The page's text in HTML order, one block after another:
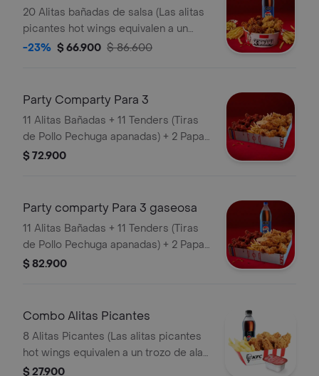
20 Alitas bañadas de salsa (Las alitas
picantes hot wings equivalen a un
trozo de ala) + 3 Papa Pequeña + 1
-23% $ 66.900 $ 86.600
Party Comparty Para 3
11 Alitas Bañadas + 11 Tenders (Tiras
de Pollo Pechuga apanadas) + 2 Papas
$ 72.900
Party comparty Para 3 gaseosa
11 Alitas Bañadas + 11 Tenders (Tiras
de Pollo Pechuga apanadas) + 2 Papas
Pequeñas + 1 Balde de Salsa 100g + 1
$ 82.900
Combo Alitas Picantes
8 Alitas Picantes (Las alitas picantes
hot wings equivalen a un trozo de ala)
+ 1 Papa Pequeña + 1 Gaseosa PET
$ 27.900